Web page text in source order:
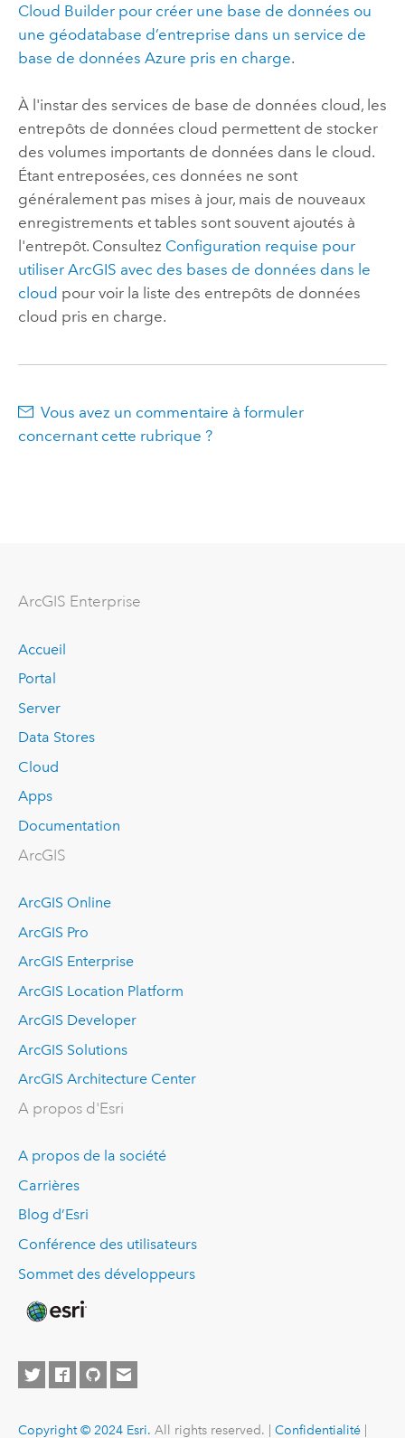
Cloud Builderpour créer une base de données ou
une géodatabase d’entreprise dans un service de
base de données Azure pris en charge.
À l'instar des services de base de données cloud, les
entrepôts de données cloud permettent de stocker
des volumes importants de données dans le cloud.
Étant entreposées, ces données ne sont
généralement pas mises à jour, mais de nouveaux
enregistrements et tables sont souvent ajoutés à
l'entrepôt. Consultez Configuration requise pour
utiliser ArcGIS avec des bases de données dans le
cloud pour voir la liste des entrepôts de données
cloud pris en charge.
Vous avez un commentaire à formuler
concernant cette rubrique ?
ArcGIS Enterprise
Accueil
Portal
Server
Data Stores
Cloud
Apps
Documentation
ArcGIS
ArcGIS Online
ArcGIS Pro
ArcGIS Enterprise
ArcGIS Location Platform
ArcGIS Developer
ArcGIS Solutions
ArcGIS Architecture Center
A propos d'Esri
A propos de la société
Carrières
Blog d’Esri
Conférence des utilisateurs
Sommet des développeurs
Copyright © 2024 Esri. All rights reserved. | Confidentialité|